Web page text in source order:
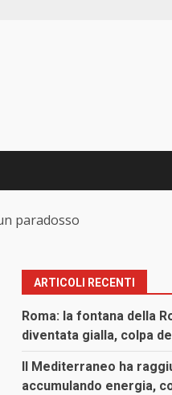
paradosso
ARTICOLI RECENTI
Roma: la fontana della
diventata gialla, colpa
Il Mediterraneo ha
accumulando energia,